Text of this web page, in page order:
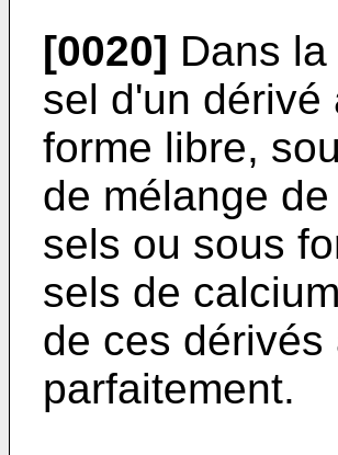
[0020] Dans
sel d'un dérivé
forme libre,
de mélange
sels ou sous
sels de
de ces
parfaitement.